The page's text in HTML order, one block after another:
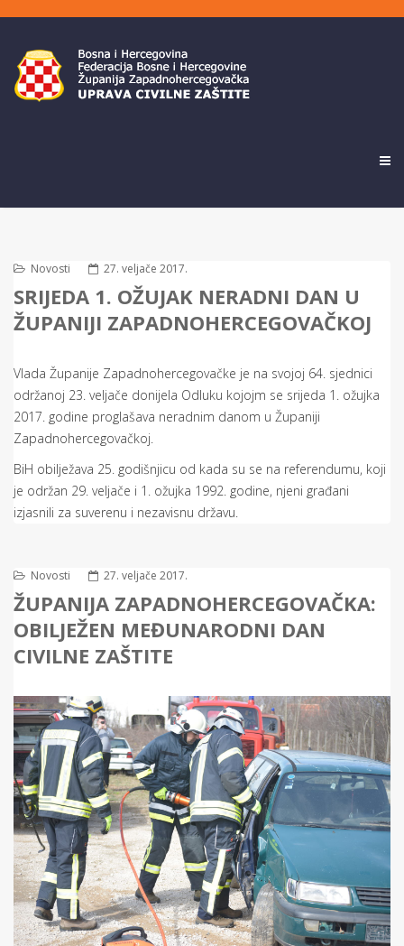
Novosti 27. veljače 2017.
SRIJEDA 1. OŽUJAK NERADNI DAN U
ŽUPANIJI ZAPADNOHERCEGOVAČKOJ
Vlada Županije Zapadnohercegovačke je na svojoj 64. sjednici
održanoj 23. veljače donijela Odluku kojojm se srijeda 1. ožujka
2017. godine proglašava neradnim danom u Županiji
Zapadnohercegovačkoj.
BiH obilježava 25. godišnjicu od kada su se na referendumu, koji
je održan 29. veljače i 1. ožujka 1992. godine, njeni građani
izjasnili za suverenu i nezavisnu državu.
Novosti 27. veljače 2017.
ŽUPANIJA ZAPADNOHERCEGOVAČKA:
OBILJEŽEN MEĐUNARODNI DAN
CIVILNE ZAŠTITE